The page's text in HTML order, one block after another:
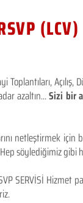
Toplantıları,
azaltın...Sizi bir
netleştirmek için
söylediğimiz gibi
SERVİSİ